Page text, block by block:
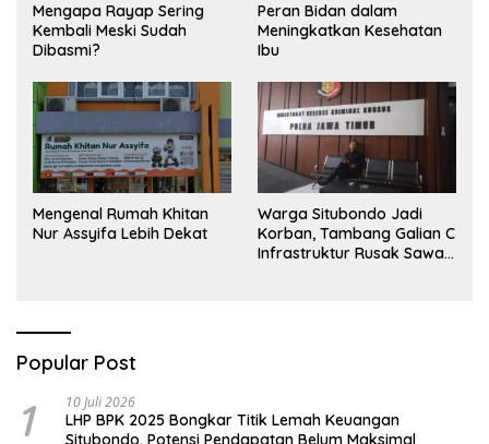
Mengapa Rayap Sering
Kembali Meski Sudah
Dibasmi?
Peran Bidan dalam
Meningkatkan Kesehatan
Ibu
Mengenal Rumah Khitan
Nur Assyifa Lebih Dekat
Warga Situbondo Jadi
Korban, Tambang Galian C
Infrastruktur Rusak Sawah
Popular Post
1 10 Juli 2026
LHP BPK 2025 Bongkar Titik Lemah Keuangan
Situbondo, Potensi Pendapatan Belum Maksimal